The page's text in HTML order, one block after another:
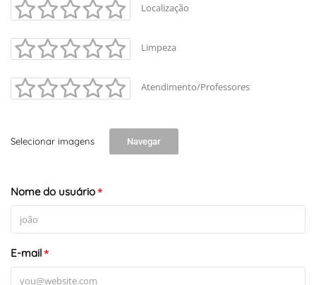
Localização
Limpeza
Atendimento/Professores
Selecionar imagens Navegar
Nome do usuário*
E-mail*